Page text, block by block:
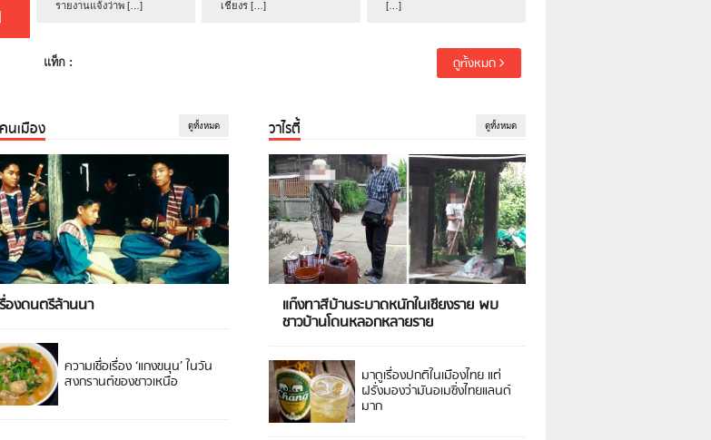
รายงานแจ้งว่าพ […]
เชียงร […]
[…]
แท็ก : ดูทั้งหมด
นเมือง ดูทั้งหมด
องดนตรีล้านนา
ความเชื่อเรื่อง ‘แกงขนุน’ ในวัน
สงกรานต์ของชาวเหนือ
วาไรตี้ ดูทั้งหมด
แก๊งทาสีบ้านระบาดหนักในเชียงราย พบ
ชาวบ้านโดนหลอกหลายราย
มาดูเรื่องปกติในเมืองไทย แต่
ฝรั่งมองว่ามันอเมซิ่งไทยแลนด์
มาก